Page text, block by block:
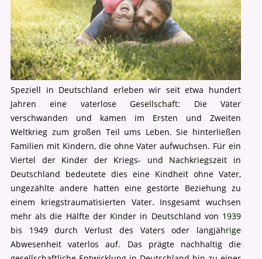
Speziell in Deutschland erleben wir seit etwa hundert
Jahren eine vaterlose Gesellschaft: Die Väter
verschwanden und kamen im Ersten und Zweiten
Weltkrieg zum großen Teil ums Leben. Sie hinterließen
Familien mit Kindern, die ohne Vater aufwuchsen. Für ein
Viertel der Kinder der Kriegs- und Nachkriegszeit in
Deutschland bedeutete dies eine Kindheit ohne Vater,
ungezählte andere hatten eine gestörte Beziehung zu
einem kriegstraumatisierten Vater. Insgesamt wuchsen
mehr als die Hälfte der Kinder in Deutschland von 1939
bis 1949 durch Verlust des Vaters oder langjährige
Abwesenheit vaterlos auf. Das prägte nachhaltig die